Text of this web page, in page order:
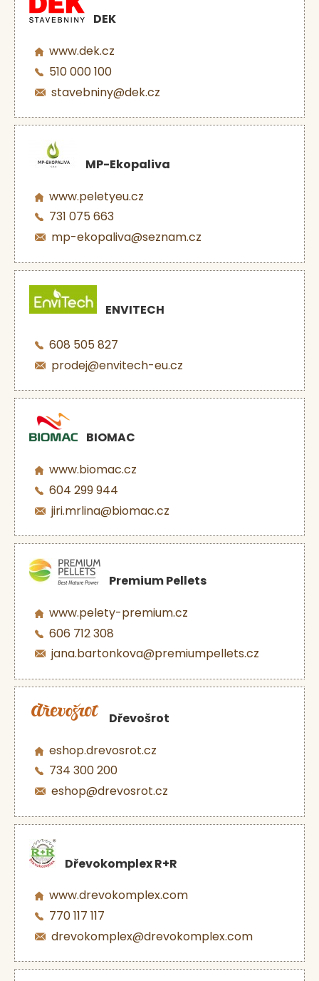
DEK
www.dek.cz
510 000 100
stavebniny@dek.cz
MP-Ekopaliva
www.peletyeu.cz
731 075 663
mp-ekopaliva@seznam.cz
ENVITECH
608 505 827
prodej@envitech-eu.cz
BIOMAC
www.biomac.cz
604 299 944
jiri.mrlina@biomac.cz
Premium Pellets
www.pelety-premium.cz
606 712 308
jana.bartonkova@premiumpellets.cz
Dřevošrot
eshop.drevosrot.cz
734 300 200
eshop@drevosrot.cz
Dřevokomplex R+R
www.drevokomplex.com
770 117 117
drevokomplex@drevokomplex.com